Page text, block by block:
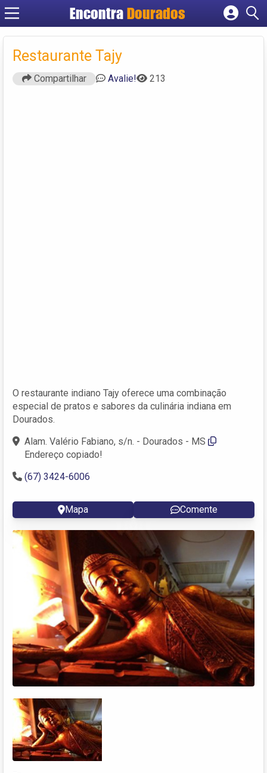
EncontraDourados
Cadastrar empresa
Restaurante Tajy
Compartilhar Avalie! 213
O restaurante indiano Tajy oferece uma combinação
especial de pratos e sabores da culinária indiana em
Dourados.
Alam. Valério Fabiano, s/n. - Dourados - MS
Endereço copiado!
(67) 3424-6006
Mapa Comente